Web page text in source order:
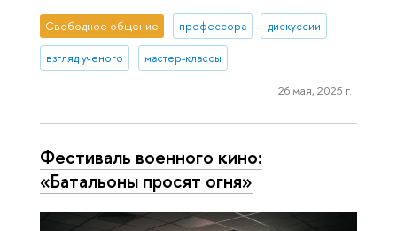
Свободное общение профессора дискуссии
взгляд ученого мастер-классы
26 мая, 2025 г.
Фестиваль военного кино:
«Батальоны просят огня»